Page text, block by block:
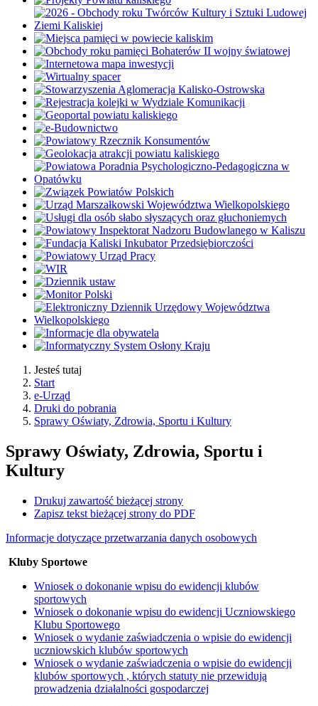
Jesteś tutaj
Start
e-Urząd
Druki do pobrania
Sprawy Oświaty, Zdrowia, Sportu i Kultury
Sprawy Oświaty, Zdrowia, Sportu i
Kultury
Drukuj zawartość bieżącej strony
Zapisz tekst bieżącej strony do PDF
Informacje dotyczące przetwarzania danych osobowych
Kluby Sportowe
Wniosek o dokonanie wpisu do ewidencji klubów
sportowych
Wniosek o dokonanie wpisu do ewidencji Uczniowskiego
Klubu Sportowego
Wniosek o wydanie zaświadczenia o wpisie do ewidencji
uczniowskich klubów sportowych
Wniosek o wydanie zaświadczenia o wpisie do ewidencji
klubów sportowych , których statuty nie przewidują
prowadzenia działalności gospodarczej